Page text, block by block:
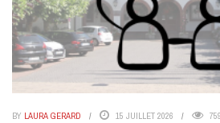
BY LAURA GERARD 15 JUILLET 2026 759